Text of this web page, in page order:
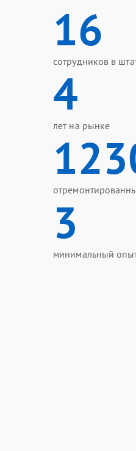
16
сотрудников в
4
лет на рынке
3
минимальный